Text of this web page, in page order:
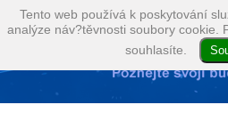
Tento web používá k poskytování
analýze náv?těvnosti soubory cookie.
souhlasíte.